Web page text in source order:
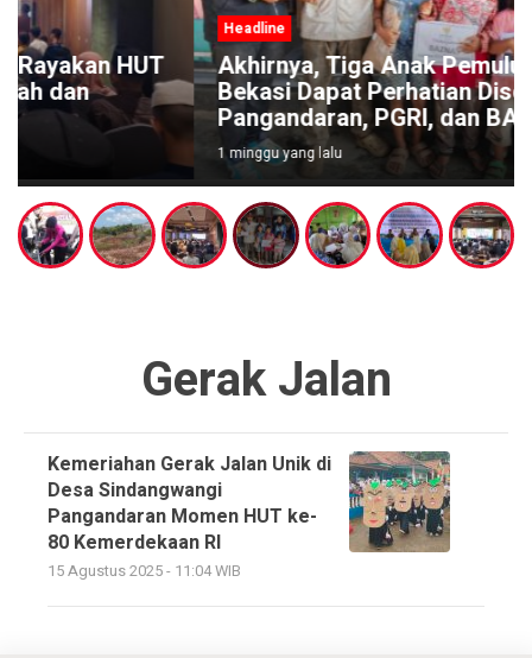
Headline
Akhirnya, Tiga Anak Pemulung Asal
Bekasi Dapat Perhatian Disdikpora
Pangandaran, PGRI, dan BAZNAS
Gerak Jalan
Kemeriahan Gerak Jalan Unik di
Desa Sindangwangi
Pangandaran Momen HUT ke-
80 Kemerdekaan RI
15 Agustus 2025 - 11:04 WIB